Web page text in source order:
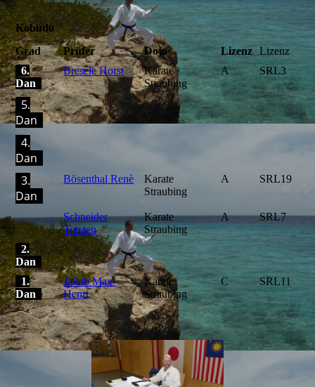
Kobudo
Grad
Prüfer Dojo Lizenz
Lizenz
6.
Dan
Bresele Horst
Karate
Straubing
A SRL3
5.
Dan
4.
Dan
3.
Dan
Bösenthal Renè
Karate
Straubing
A SRL19
Schneider
Torsten
Karate
Straubing
A SRL7
2.
Dan
1.
Dan
Jakob Max-
Henri
Karate
Straubing
C SRL11